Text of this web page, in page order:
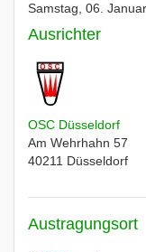
Samstag, 06.
Ausrichter
OSC Düsseldorf
Am Wehrhahn 57
40211 Düsseldorf
Austragungsort